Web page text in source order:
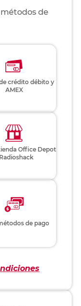
de
crédito débito y
AMEX
Office Depot
de pago